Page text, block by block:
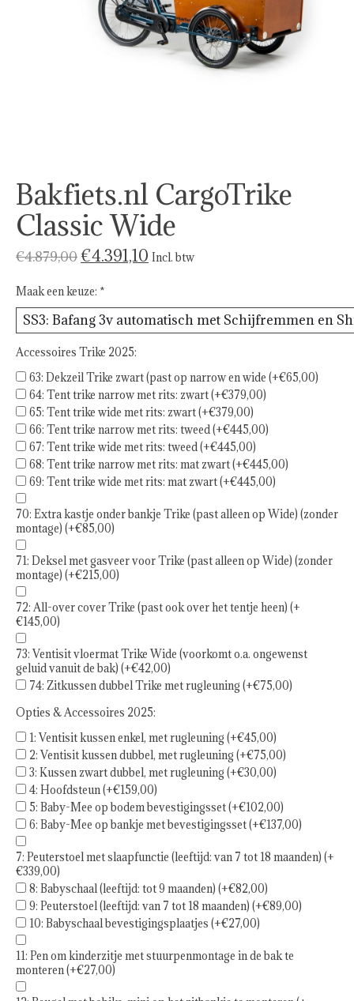
Bakfiets.nl CargoTrike
Classic Wide
€4.879,00€4.391,10 Incl. btw
Maak een keuze: *
Accessoires Trike 2025:
63: Dekzeil Trike zwart (past op narrow en wide (+€65,00)
64: Tent trike narrow met rits: zwart (+€379,00)
65: Tent trike wide met rits: zwart (+€379,00)
66: Tent trike narrow met rits: tweed (+€445,00)
67: Tent trike wide met rits: tweed (+€445,00)
68: Tent trike narrow met rits: mat zwart (+€445,00)
69: Tent trike wide met rits: mat zwart (+€445,00)
70: Extra kastje onder bankje Trike (past alleen op Wide) (zonder
montage) (+€85,00)
71: Deksel met gasveer voor Trike (past alleen op Wide) (zonder
montage) (+€215,00)
72: All-over cover Trike (past ook over het tentje heen) (+
€145,00)
73: Ventisit vloermat Trike Wide (voorkomt o.a. ongewenst
geluid vanuit de bak) (+€42,00)
74: Zitkussen dubbel Trike met rugleuning (+€75,00)
Opties & Accessoires 2025:
1: Ventisit kussen enkel, met rugleuning (+€45,00)
2: Ventisit kussen dubbel, met rugleuning (+€75,00)
3: Kussen zwart dubbel, met rugleuning (+€30,00)
4: Hoofdsteun (+€159,00)
5: Baby-Mee op bodem bevestigingsset (+€102,00)
6: Baby-Mee op bankje met bevestigingsset (+€137,00)
7: Peuterstoel met slaapfunctie (leeftijd: van 7 tot 18 maanden) (+
€339,00)
8: Babyschaal (leeftijd: tot 9 maanden) (+€82,00)
9: Peuterstoel (leeftijd: van 7 tot 18 maanden) (+€89,00)
10: Babyschaal bevestigingsplaatjes (+€27,00)
11: Pen om kinderzitje met stuurpenmontage in de bak te
monteren (+€27,00)